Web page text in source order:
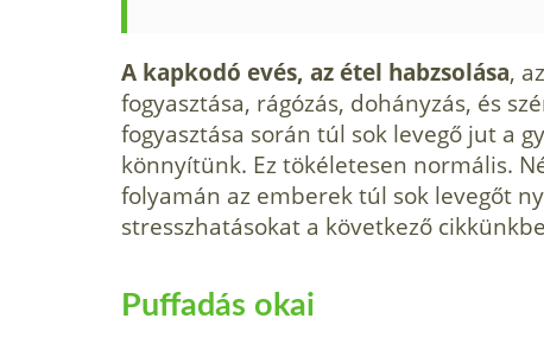
A kapkodó evés, az étel habzsolása,
fogyasztása, rágózás, dohányzás, és
fogyasztása során túl sok levegő jut a
könnyítünk. Ez tökélete­sen normális.
folyamán az emberek túl sok levegőt
stresszhatásokat a következő
Puffadás okai